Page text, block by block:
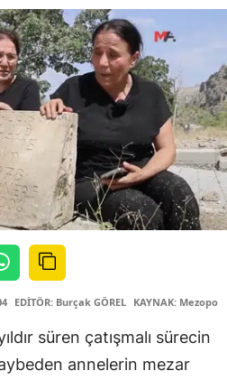
EDİTÖR: Burçak GÖREL KAYNAK:
süren çatışmalı sürecin
annelerin mezar